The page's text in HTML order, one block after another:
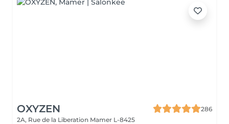
OXYZEN
286
2A, Rue de la Liberation Mamer L-8425